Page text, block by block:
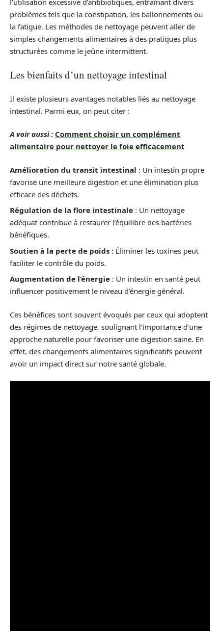
problèmes tels que la constipation, les ballonnements ou
la fatigue. Les méthodes de nettoyage peuvent aller de
simples changements alimentaires à des pratiques plus
structurées comme le jeûne intermittent.
Les bienfaits d’un nettoyage intestinal
Il existe plusieurs avantages notables liés au nettoyage
intestinal. Parmi eux, on peut citer :
A voir aussi : Comment choisir un complément
alimentaire pour nettoyer le foie efficacement
Amélioration du transit intestinal : Un intestin propre
favorise une meilleure digestion et une élimination plus
efficace des déchets.
Régulation de la flore intestinale : Un nettoyage
adéquat contribue à restaurer l’équilibre des bactéries
bénéfiques.
Soutien à la perte de poids : Éliminer les toxines peut
faciliter le contrôle du poids.
Augmentation de l’énergie : Un intestin en santé peut
influencer positivement le niveau d’énergie général.
Ces bénéfices sont souvent évoqués par ceux qui adoptent
des régimes de nettoyage, soulignant l’importance d’une
approche naturelle pour favoriser une digestion saine. En
effet, des changements alimentaires significatifs peuvent
avoir un impact direct sur notre santé globale.